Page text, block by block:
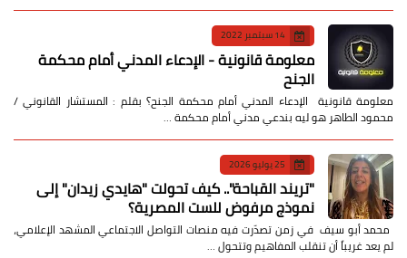
14 سبتمبر 2022
معلومة قانونية - الإدعاء المدني أمام محكمة
الجنح
معلومة قانونية الإدعاء المدني أمام محكمة الجنح؟ بقلم : المستشار القانوني /
محمود الطاهر هو ليه بندعي مدني أمام محكمة …
25 يوليو 2026
​"تريند القباحة".. كيف تحولت "هايدي زيدان" إلى
نموذج مرفوض للست المصرية؟
​ محمد أبو سيف ​في زمن تصدّرت فيه منصات التواصل الاجتماعي المشهد الإعلامي،
لم يعد غريباً أن تنقلب المفاهيم وتتحول …